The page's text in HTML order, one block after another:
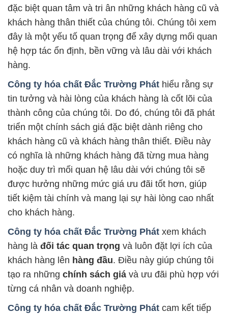
đặc biệt quan tâm và tri ân những khách hàng cũ và
khách hàng thân thiết của chúng tôi. Chúng tôi xem
đây là một yếu tố quan trọng để xây dựng mối quan
hệ hợp tác ổn định, bền vững và lâu dài với khách
hàng.
Công ty hóa chất Đắc Trường Phát hiểu rằng sự
tin tưởng và hài lòng của khách hàng là cốt lõi của
thành công của chúng tôi. Do đó, chúng tôi đã phát
triển một chính sách giá đặc biệt dành riêng cho
khách hàng cũ và khách hàng thân thiết. Điều này
có nghĩa là những khách hàng đã từng mua hàng
hoặc duy trì mối quan hệ lâu dài với chúng tôi sẽ
được hưởng những mức giá ưu đãi tốt hơn, giúp
tiết kiệm tài chính và mang lại sự hài lòng cao nhất
cho khách hàng.
Công ty hóa chất Đắc Trường Phát xem khách
hàng là đối tác quan trọng và luôn đặt lợi ích của
khách hàng lên hàng đầu. Điều này giúp chúng tôi
tạo ra những chính sách giá và ưu đãi phù hợp với
từng cá nhân và doanh nghiệp.
Công ty hóa chất Đắc Trường Phát cam kết tiếp